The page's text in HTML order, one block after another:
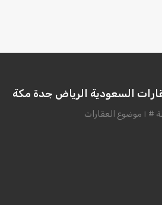
السعودية الرياض جدة مكة